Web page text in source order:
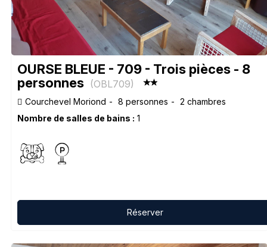
OURSE BLEUE - 709 - Trois pièces - 8
personnes (OBL709)
Courchevel Moriond 8 personnes
2 chambres
Nombre de salles de bains : 1
Réserver